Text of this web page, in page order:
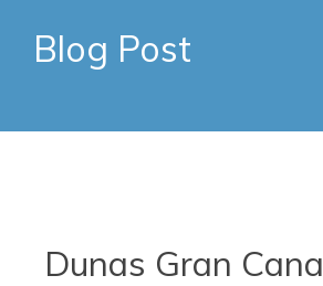
Blog Post
Dunas Gran